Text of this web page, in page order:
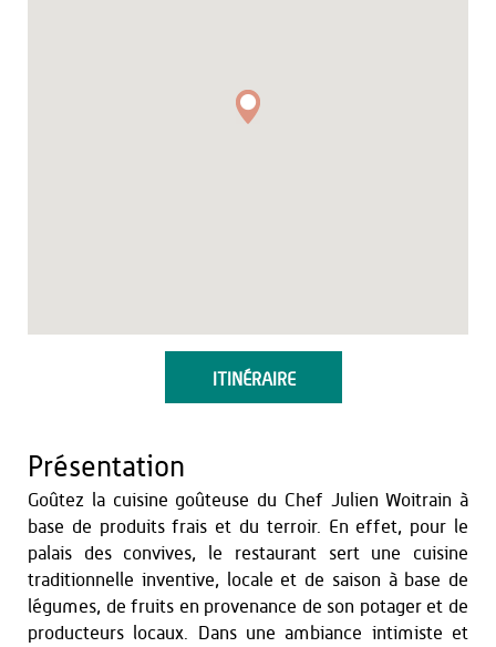
ITINÉRAIRE
Présentation
Goûtez la cuisine goûteuse du Chef Julien Woitrain à
base de produits frais et du terroir. En effet, pour le
palais des convives, le restaurant sert une cuisine
traditionnelle inventive, locale et de saison à base de
légumes, de fruits en provenance de son potager et de
producteurs locaux. Dans une ambiance intimiste et